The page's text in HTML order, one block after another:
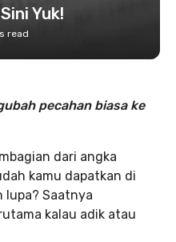
Yuk!
read
pecahan biasa ke
dari angka
kamu dapatkan di
lupa? Saatnya
kalau adik atau